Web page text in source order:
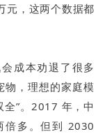
元，这两个数据都
成本劝退了很多
物，理想的家庭模
全”。2017 年，中
倍多。但到 2030